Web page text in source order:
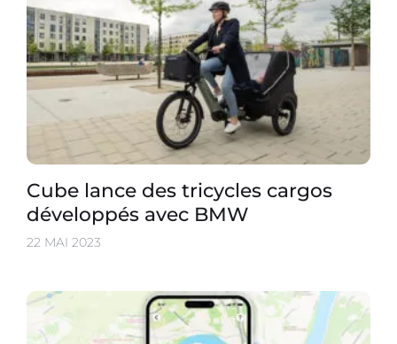
Cube lance des tricycles cargos
développés avec BMW
22 MAI 2023